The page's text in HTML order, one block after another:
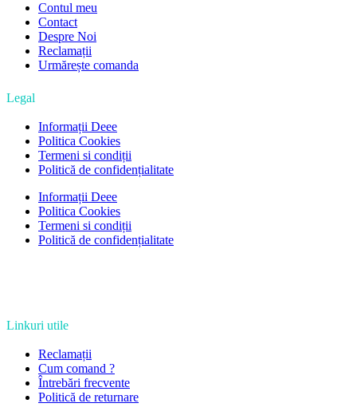
Contul meu
Contact
Despre Noi
Reclamații
Urmărește comanda
Legal
Informații Deee
Politica Cookies
Termeni si condiții
Politică de confidențialitate
Informații Deee
Politica Cookies
Termeni si condiții
Politică de confidențialitate
Linkuri utile
Reclamații
Cum comand ?
Întrebări frecvente
Politică de returnare